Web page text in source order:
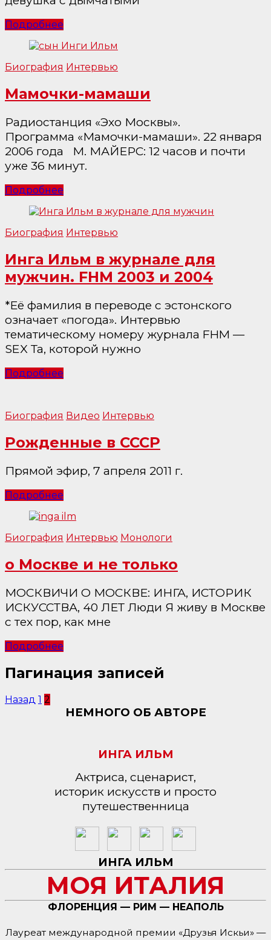
Подробнее
Биография Интервью
Мамочки-мамаши
Радиостанция «Эхо Москвы».
Программа «Мамочки-мамаши». 22 января
2006 года М. МАЙЕРС: 12 часов и почти
уже 36 минут.
Подробнее
Биография Интервью
Инга Ильм в журнале для
мужчин. FHM 2003 и 2004
*Её фамилия в переводе с эстонского
означает «погода». Интервью
тематическому номеру журнала FHM —
SEX Та, которой нужно
Подробнее
Биография Видео Интервью
Рожденные в СССР
Прямой эфир, 7 апреля 2011 г.
Подробнее
Биография Интервью Монологи
о Москве и не только
МОСКВИЧИ О МОСКВЕ: ИНГА, ИСТОРИК
ИСКУССТВА, 40 ЛЕТ Люди Я живу в Москве
с тех пор, как мне
Подробнее
Пагинация записей
Назад 1 2
НЕМНОГО ОБ АВТОРЕ
ИНГА ИЛЬМ
Актриса, сценарист,
историк искусств и просто
путешественница
ИНГА ИЛЬМ
МОЯ ИТАЛИЯ
ФЛОРЕНЦИЯ — РИМ — НЕАПОЛЬ
Лауреат международной премии «Друзья Искьи» —